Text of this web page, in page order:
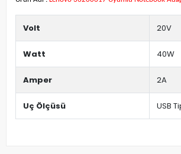
Volt 20V
Watt 40W
Amper 2A
Uç Ölçüsü USB